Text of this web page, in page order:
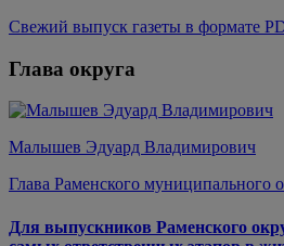
Свежий выпуск газеты в формате
Глава округа
Малышев Эдуард Владимирович
Глава Раменского муниципального
Для выпускников Раменского